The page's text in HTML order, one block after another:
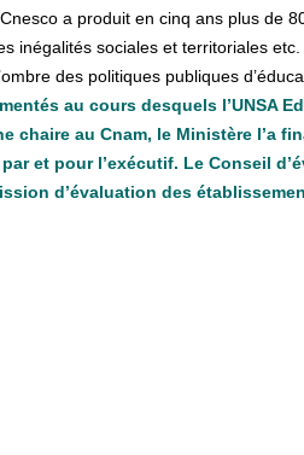
a produit en cinq ans plus de
inégalités sociales et territoriales
des politiques publiques
au cours desquels l’UNSA
chaire au Cnam, le Ministère l’a
et pour l’exécutif. Le Conseil
d’évaluation des